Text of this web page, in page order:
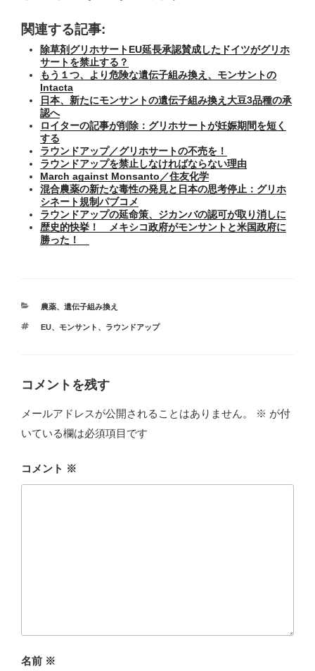
関連する記事:
除草剤グリホサートEU延長承認賛成したドイツがグリホ
サートを禁止する？
もう１つ、より危険な遺伝子組み換え、モンサントの
Intacta
日本、新たにモンサントの遺伝子組み換え大豆3品種の承
認へ
ロイターの記事が削除：グリホサートが妊娠期間を短く
する
ラウンドアップ／グリホサートの不売を！
ラウンドアップを禁止しなければならない理由
March against Monsanto／住友化学
混合農薬の新たな毒性の発見と日本の思考停止：グリホ
シネート規制パブコメ
ラウンドアップの延命策、ジカンバの認可が取り消しに
歴史的快挙！ メキシコ政府がモンサントと米国政府に
勝った！
カ
ゴ
農薬、 遺伝子組み換え
タ
EU、 モンサント 、 ラウンドアップ
コメントを残す
メールアドレスが公開されることはありません。 ※ が付
いている欄は必須項目です
コメント ※
名前 ※